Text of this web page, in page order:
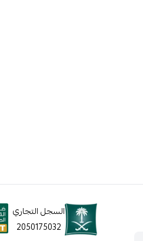
السجل التجاري
2050175032